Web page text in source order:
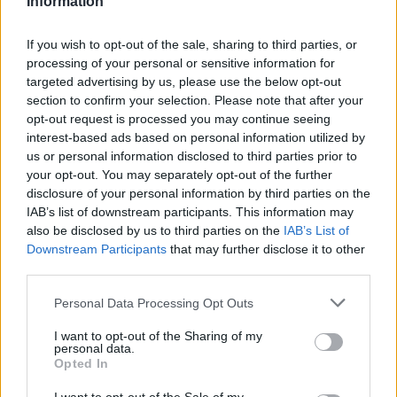
If you wish to opt-out of the sale, sharing to third parties, or
processing of your personal or sensitive information for
targeted advertising by us, please use the below opt-out
section to confirm your selection. Please note that after your
opt-out request is processed you may continue seeing
interest-based ads based on personal information utilized by
us or personal information disclosed to third parties prior to
your opt-out. You may separately opt-out of the further
disclosure of your personal information by third parties on the
IAB’s list of downstream participants. This information may
also be disclosed by us to third parties on the IAB’s List of
Downstream Participants that may further disclose it to other
Personal Data Processing Opt Outs
I want to opt-out of the Sharing of my
personal data.
Opted In
Raportohen 25 vatra zjarri
në 12 orë, 10 mbeten
aktive dhe ndërhyrjet
vijojnë nga toka e ajri
Analiza: Një shqiptar ka
nevojë për 28 mijë dollarë
në vit për të arritur
“pragun e lumturisë”
ndjenjat në kantierin e
ndërtimit dhe ndërron jetë
në spital
Aksident i trefishtë në
rrugën Sarandë-Ksamil,
njëri nga të plagosurit